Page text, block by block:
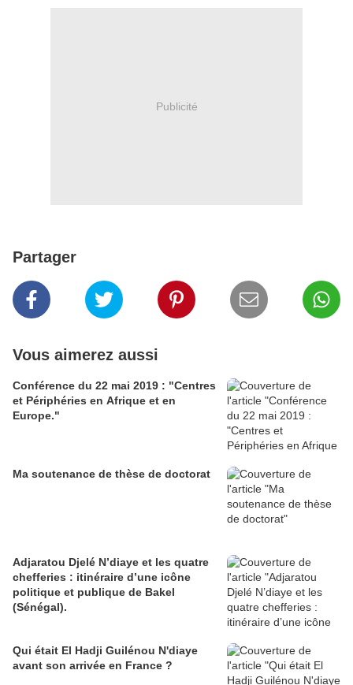
Publicité
Partager
Vous aimerez aussi
Conférence du 22 mai 2019 : "Centres
et Périphéries en Afrique et en
Europe."
Ma soutenance de thèse de doctorat
Adjaratou Djelé N’diaye et les quatre
chefferies : itinéraire d’une icône
politique et publique de Bakel
(Sénégal).
Qui était El Hadji Guilénou N'diaye
avant son arrivée en France ?